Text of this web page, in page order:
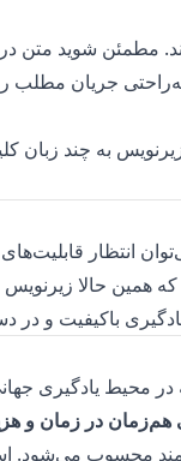
مطمئن شوید متن
جریان مطلب
به چند زبان
انتظار
حالا زیرنویس
باکیفیت و
محیط یادگیری
در زمان و
محسوب می‌شود.